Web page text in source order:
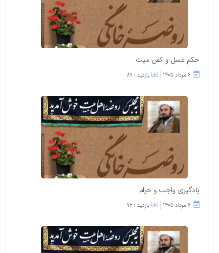
حکم غسل و کفن میت
۶ مرداد ۱۴۰۵ بازدید : 89
یادگیری واجب و حرام
۶ مرداد ۱۴۰۵ بازدید : 76